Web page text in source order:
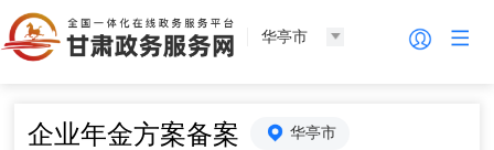
华亭市
企业年金方案备案 华亭市